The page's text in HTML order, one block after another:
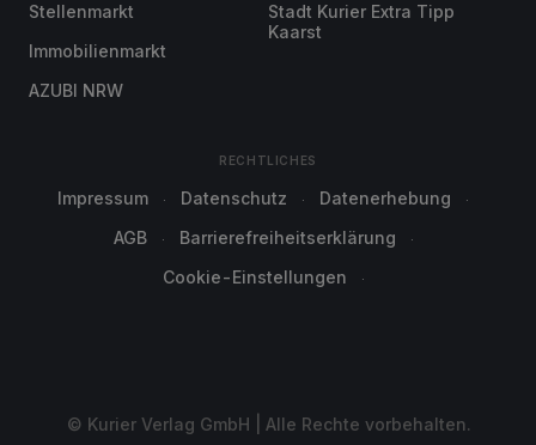
Stellenmarkt
Immobilienmarkt
AZUBI NRW
Stadt Kurier Extra Tipp
Kaarst
RECHTLICHES
Impressum Datenschutz
Datenerhebung
AGB
Barrierefreiheitserklärung
Cookie-Einstellungen
© Kurier Verlag GmbH | Alle Rechte vorbehalten.